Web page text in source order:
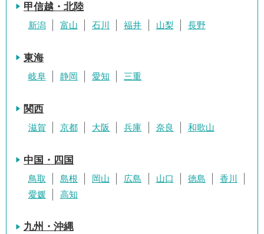
甲信越・北陸
新潟 富山 石川 福井 山梨 長野
東海
岐阜 静岡 愛知 三重
関西
滋賀 京都 大阪 兵庫 奈良 和歌山
中国・四国
鳥取 島根 岡山 広島 山口 徳島
香川
愛媛
高知
九州・沖縄